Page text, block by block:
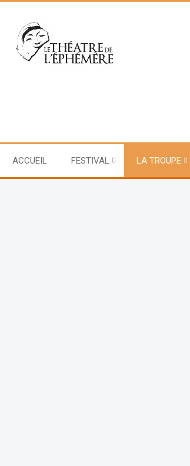
ACCUEIL FESTIVAL LA TROUPE